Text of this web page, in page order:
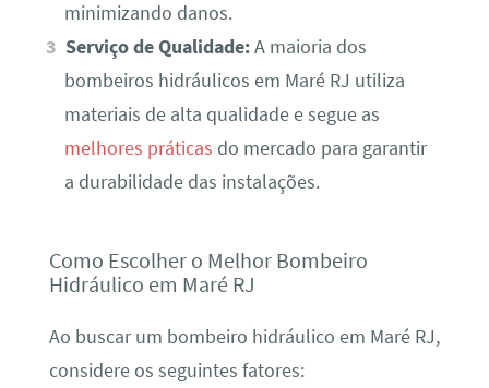
minimizando danos.
Serviço de Qualidade:A maioria dos
bombeiros hidráulicos em Maré RJ utiliza
materiais de alta qualidade e segue as
melhores práticas do mercado para garantir
a durabilidade das instalações.
Como Escolher o Melhor Bombeiro
Hidráulico em Maré RJ
Ao buscar um bombeiro hidráulico em Maré RJ,
considere os seguintes fatores: